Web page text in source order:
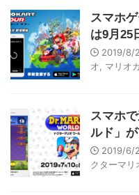
スマホ
は9月25
2019/8/
オ
マリオ
スマホ
ルド」が
2019/6/
クターマリ